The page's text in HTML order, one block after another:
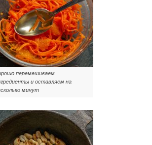
перемешиваем
и оставляем на
минут